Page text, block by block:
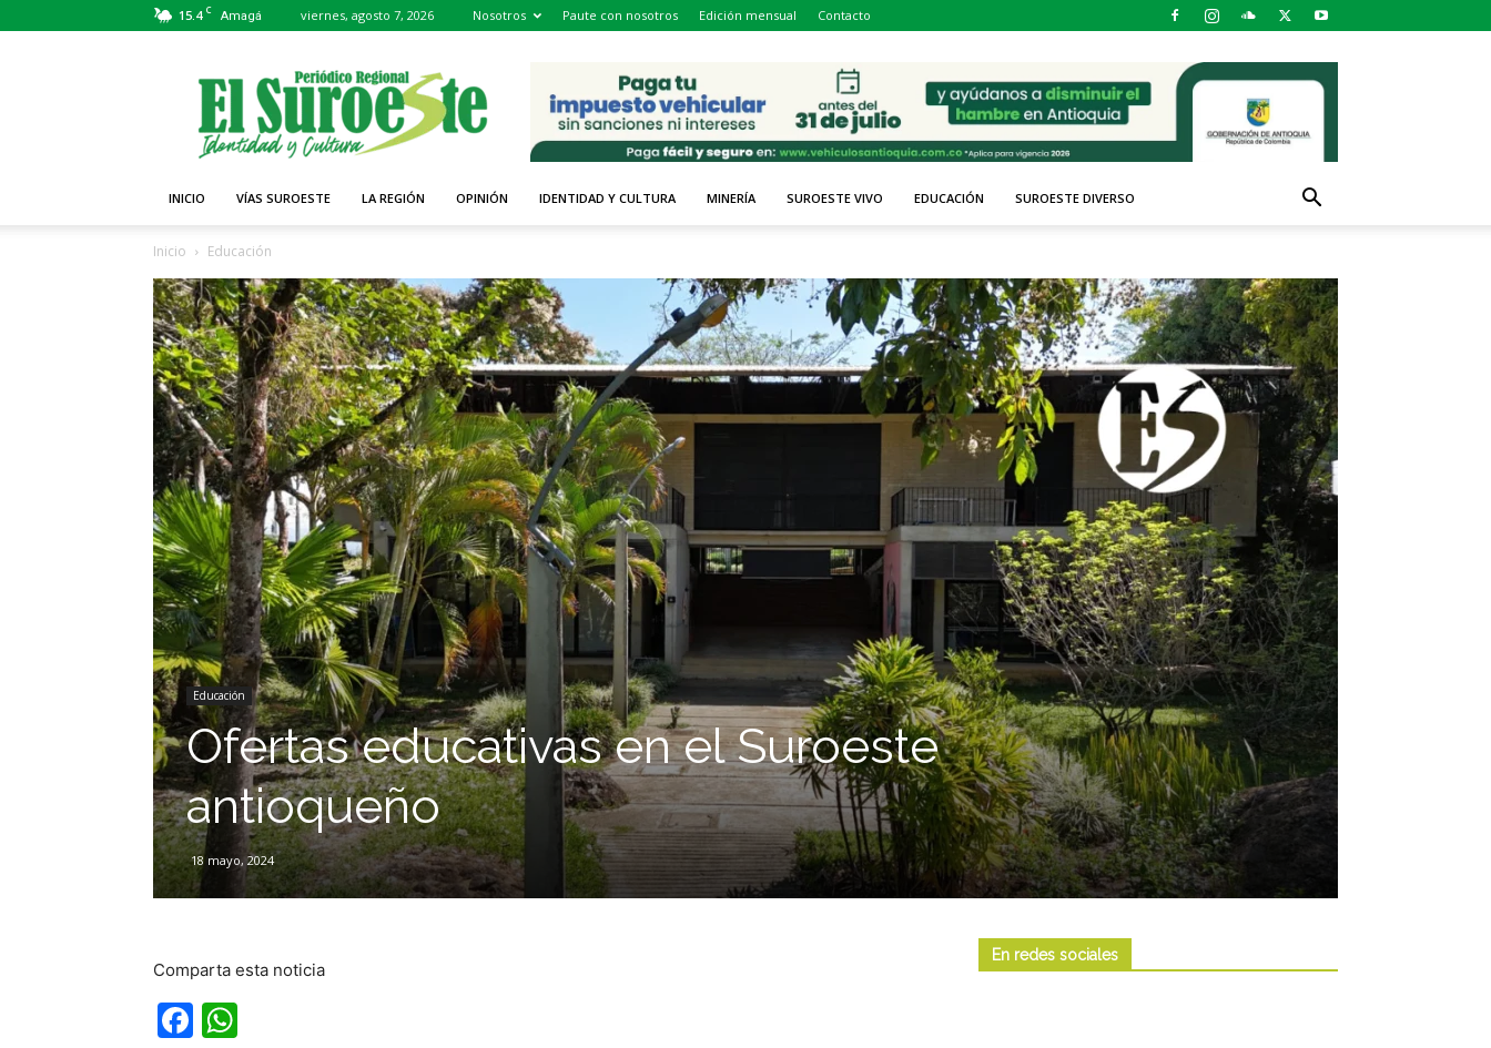
15.4 C Amagá viernes, agosto 7, 2026 Nosotros Paute con nosotros Edición mensual Contacto
Periódico
El
Suroeste
INICIO VÍAS SUROESTE LA REGIÓN OPINIÓN IDENTIDAD Y CULTURA MINERÍA SUROESTE VIVO EDUCACIÓN SUROESTE DIVERSO
Inicio Educación
Educación
Ofertas educativas en el Suroeste
antioqueño
18 mayo, 2024
Comparta esta noticia
Facebook
En redes sociales